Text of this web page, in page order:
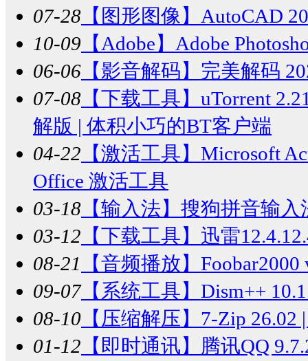
07-28 【图形图像】 AutoCAD
10-09 【Adobe】 Adobe
06-06 【影音解码】 完美解码
07-08 【下载工具】 uTorrent
解版 | 体积小巧的BT客户端
04-22 【激活工具】 Microsoft
Office 激活工具
03-18 【输入法】 搜狗拼音输入
03-12 【下载工具】 迅雷
08-21
【音频播放】
09-07【系统工具】 Dism++
08-10 【压缩解压】 7-Zip 26.02
01-12 【即时通讯】 腾讯QQ